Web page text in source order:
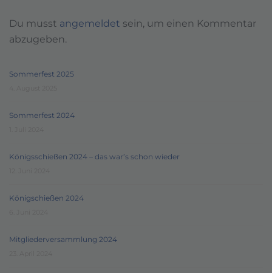
Du musst angemeldet sein, um einen Kommentar
abzugeben.
Sommerfest 2025
Sommerfest 2024
Königsschießen 2024 – das war’s schon wieder
Königschießen 2024
Mitgliederversammlung 2024